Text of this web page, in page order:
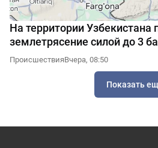
На территории Узбекистана
землетрясение силой до 3
ПроисшествияВчера, 08:50
Показать